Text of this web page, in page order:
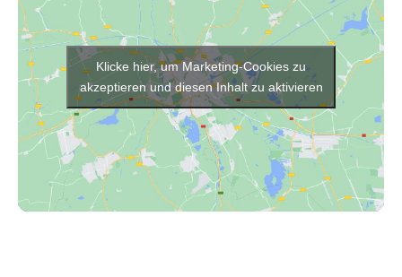
Klicke hier, um Marketing-Cookies zu
akzeptieren und diesen Inhalt zu aktivieren